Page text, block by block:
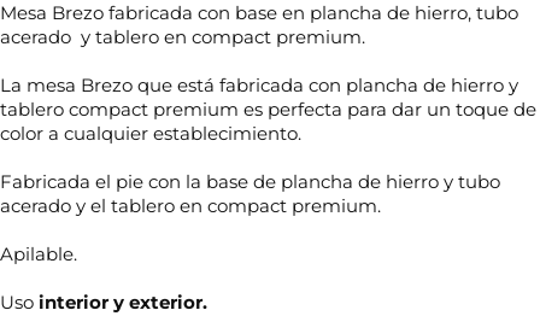
Mesa Brezo fabricada con base en plancha de hierro, tubo
acerado y tablero en compact premium.
La mesa Brezo que está fabricada con plancha de hierro y
tablero compact premium es perfecta para dar un toque de
color a cualquier establecimiento.
Fabricada el pie con la base de plancha de hierro y tubo
acerado y el tablero en compact premium.
Apilable.
Uso interior y exterior.